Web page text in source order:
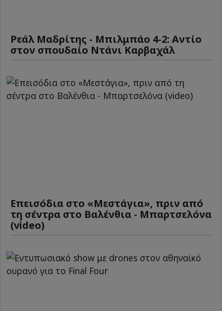
Ρεάλ Μαδρίτης - Μπιλμπάο 4-2: Αντίο
στον σπουδαίο Ντάνι Καρβαχάλ
Επεισόδια στο «Μεστάγια», πριν από
τη σέντρα στο Βαλένθια - Μπαρτσελόνα
(video)